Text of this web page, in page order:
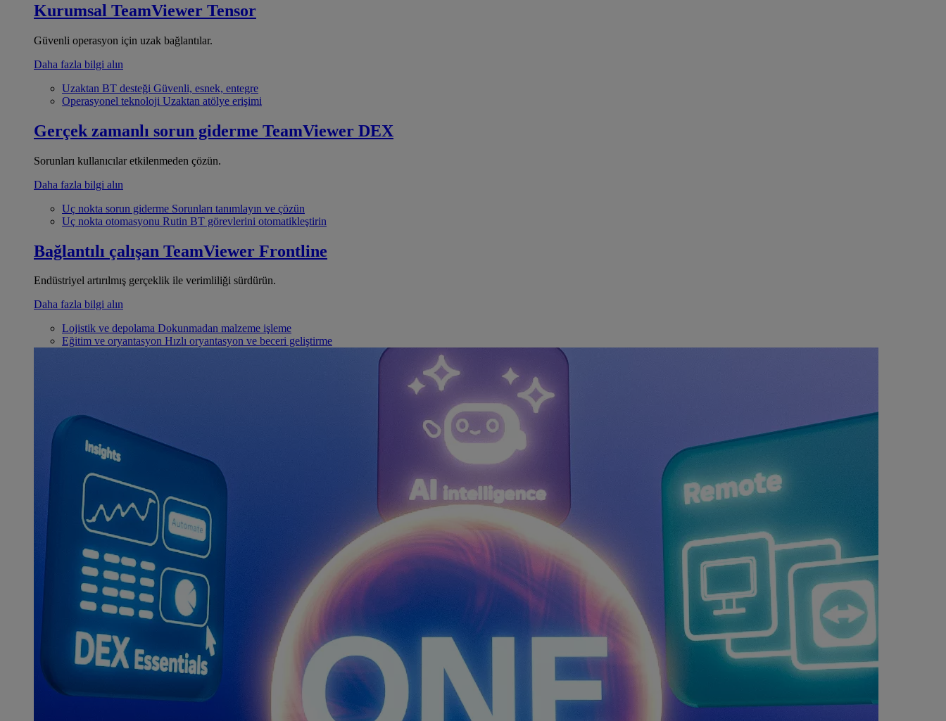
Kurumsal TeamViewer Tensor
Güvenli operasyon için uzak bağlantılar.
Daha fazla bilgi alın
Uzaktan BT desteği Güvenli, esnek, entegre
Operasyonel teknoloji Uzaktan atölye erişimi
Gerçek zamanlı sorun giderme TeamViewer DEX
Sorunları kullanıcılar etkilenmeden çözün.
Daha fazla bilgi alın
Uç nokta sorun giderme Sorunları tanımlayın ve çözün
Uç nokta otomasyonu Rutin BT görevlerini otomatikleştirin
Bağlantılı çalışan TeamViewer Frontline
Endüstriyel artırılmış gerçeklik ile verimliliği sürdürün.
Daha fazla bilgi alın
Lojistik ve depolama Dokunmadan malzeme işleme
Eğitim ve oryantasyon Hızlı oryantasyon ve beceri geliştirme